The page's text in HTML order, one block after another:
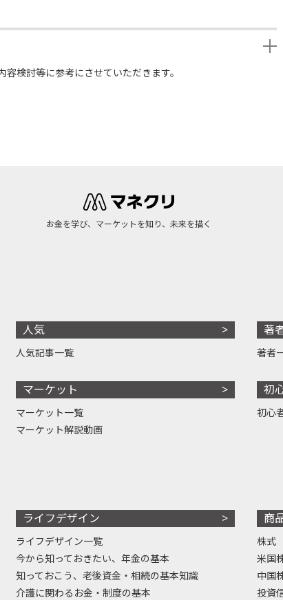
検討等に参考にさせていただきます。
お金を学び、マーケットを知り、未来を描く
人気
人気記事一覧
マーケット
マーケット一覧
マーケット解説動画
著
著者
初
初心
ライフデザイン
ライフデザイン一覧
今から知っておきたい、年金の基本
知っておこう、老後資金・相続の基本知識
介護に関わるお金・制度の基本
商
株式
米国
中国
投資